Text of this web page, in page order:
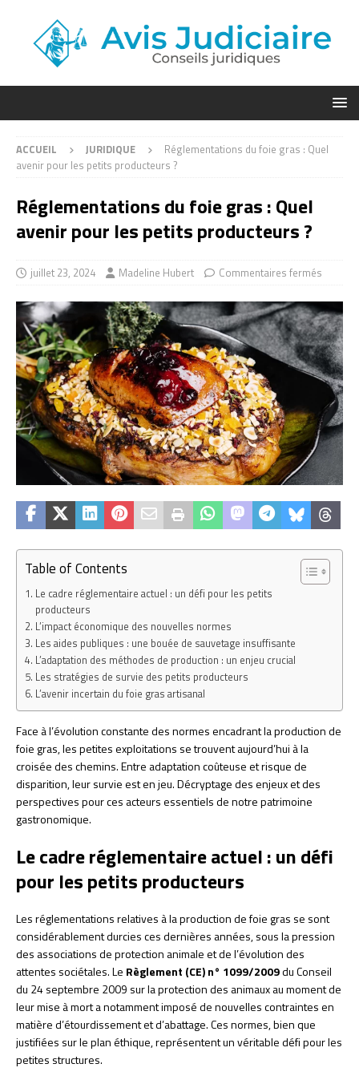
ACCUEIL JURIDIQUE
Réglementations du foie gras : Quel
avenir pour les petits producteurs ?
Réglementations du foie gras : Quel
avenir pour les petits producteurs ?
juillet 23, 2024 Madeline Hubert Commentaires fermés
Table of Contents
Le cadre réglementaire actuel : un défi pour les petits
producteurs
L’impact économique des nouvelles normes
Les aides publiques : une bouée de sauvetage insuffisante
L’adaptation des méthodes de production : un enjeu crucial
Les stratégies de survie des petits producteurs
L’avenir incertain du foie gras artisanal
Face à l’évolution constante des normes encadrant la production de
foie gras, les petites exploitations se trouvent aujourd’hui à la
croisée des chemins. Entre adaptation coûteuse et risque de
disparition, leur survie est en jeu. Décryptage des enjeux et des
perspectives pour ces acteurs essentiels de notre patrimoine
gastronomique.
Le cadre réglementaire actuel : un défi
pour les petits producteurs
Les réglementations relatives à la production de foie gras se sont
considérablement durcies ces dernières années, sous la pression
des associations de protection animale et de l’évolution des
attentes sociétales. Le Règlement (CE) n° 1099/2009du Conseil
du 24 septembre 2009 sur la protection des animaux au moment de
leur mise à mort a notamment imposé de nouvelles contraintes en
matière d’étourdissement et d’abattage. Ces normes, bien que
justifiées sur le plan éthique, représentent un véritable défi pour les
petites structures.